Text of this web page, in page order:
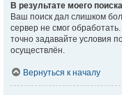
В результате моего
Ваш поиск дал слишком
сервер не смог
точно задавайте условия
осуществлён.
Вернуться к началу